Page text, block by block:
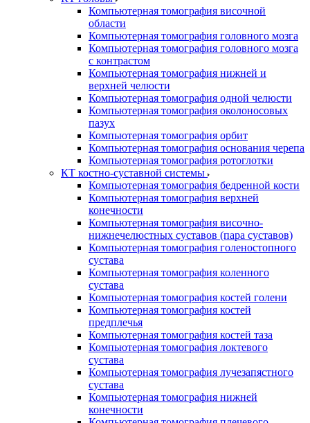
Компьютерная томография височной
области
Компьютерная томография головного мозга
Компьютерная томография головного мозга
с контрастом
Компьютерная томография нижней и
верхней челюсти
Компьютерная томография одной челюсти
Компьютерная томография околоносовых
пазух
Компьютерная томография орбит
Компьютерная томография основания черепа
Компьютерная томография ротоглотки
КТ костно-суставной системы
Компьютерная томография бедренной кости
Компьютерная томография верхней
конечности
Компьютерная томография височно-
нижнечелюстных суставов (пара суставов)
Компьютерная томография голеностопного
сустава
Компьютерная томография коленного
сустава
Компьютерная томография костей голени
Компьютерная томография костей
предплечья
Компьютерная томография костей таза
Компьютерная томография локтевого
сустава
Компьютерная томография лучезапястного
сустава
Компьютерная томография нижней
конечности